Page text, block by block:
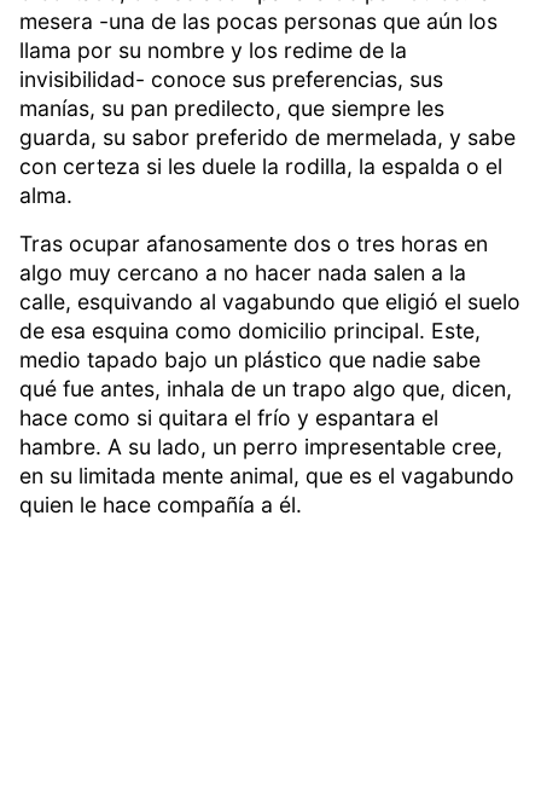
mesera -una de las pocas personas que aún los
llama por su nombre y los redime de la
invisibilidad- conoce sus preferencias, sus
manías, su pan predilecto, que siempre les
guarda, su sabor preferido de mermelada, y sabe
con certeza si les duele la rodilla, la espalda o el
alma.
Tras ocupar afanosamente dos o tres horas en
algo muy cercano a no hacer nada salen a la
calle, esquivando al vagabundo que eligió el suelo
de esa esquina como domicilio principal. Este,
medio tapado bajo un plástico que nadie sabe
qué fue antes, inhala de un trapo algo que, dicen,
hace como si quitara el frío y espantara el
hambre. A su lado, un perro impresentable cree,
en su limitada mente animal, que es el vagabundo
quien le hace compañía a él.